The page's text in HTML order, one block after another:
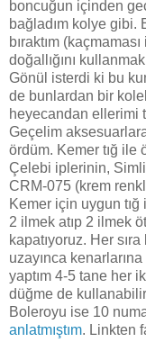
boncuğun içinden
bağladım kolye gibi.
bıraktım
doğallığını
Gönül isterdi ki bu
de bunlardan bir
heyecandan ellerimi
Geçelim
ördüm. Kemer tığ ile
Çelebi iplerinin,
CRM-075 (krem
Kemer için uygun
2 ilmek atıp 2 ilmek
kapatıyoruz. Her
uzayınca
yaptım 4-5 tane her
düğme de
Boleroyu ise 10
anlatmıştım. Linkten